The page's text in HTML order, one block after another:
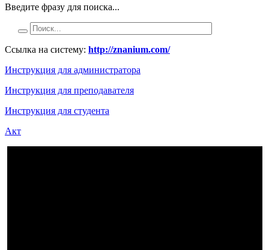
Введите фразу для поиска...
Ссылка на систему: http://znanium.com/
Инструкция для администратора
Инструкция для преподавателя
Инструкция для студента
Акт